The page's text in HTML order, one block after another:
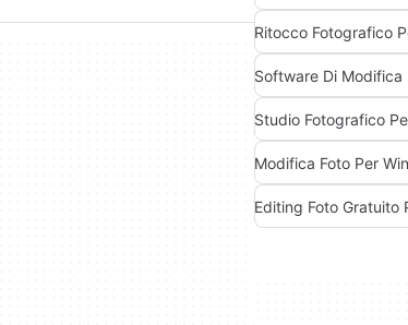
Ritocco Fotografico
Software Di Modifica
Studio Fotografico
Modifica Foto Per
Editing Foto Gratuito